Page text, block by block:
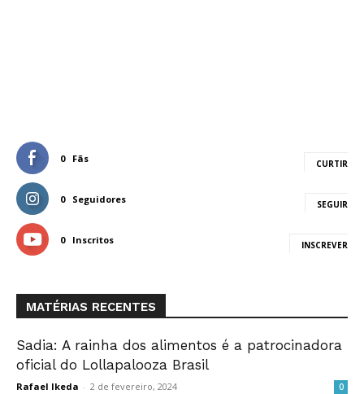
0 Fãs CURTIR
0 Seguidores SEGUIR
0 Inscritos INSCREVER
MATÉRIAS RECENTES
Sadia: A rainha dos alimentos é a patrocinadora
oficial do Lollapalooza Brasil
Rafael Ikeda - 2 de fevereiro, 2024 0